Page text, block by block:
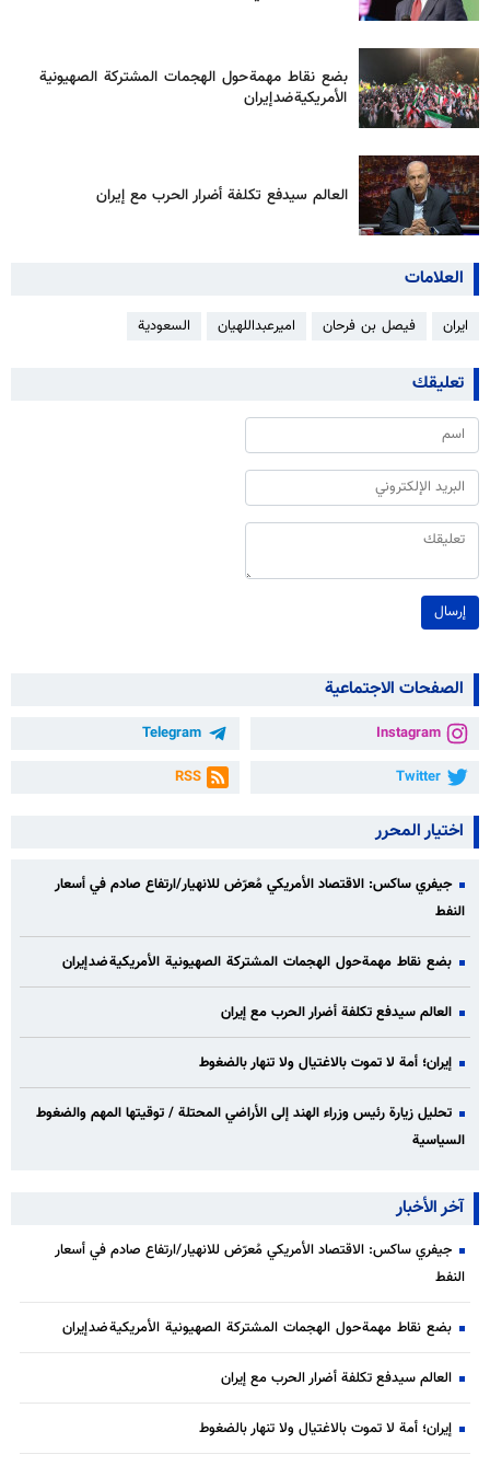
بضع نقاط مهمة حول الهجمات المشتركة الصهيونية
الأمريكية ضد إيران
العالم سيدفع تكلفة أضرار الحرب مع إيران
العلامات
ایران فیصل بن فرحان امیرعبداللهیان السعودیة
تعليقك
إرسال
الصفحات الاجتماعية
Instagram
Telegram
Twitter
RSS
اختيار المحرر
جيفري ساكس: الاقتصاد الأمريكي مُعرّض للانهيار/ارتفاع صادم في أسعار
النفط
بضع نقاط مهمة حول الهجمات المشتركة الصهيونية الأمريكية ضد إيران
العالم سيدفع تكلفة أضرار الحرب مع إيران
إيران؛ أمة لا تموت بالاغتيال ولا تنهار بالضغوط
تحليل زيارة رئيس وزراء الهند إلى الأراضي المحتلة / توقيتها المهم والضغوط
السياسية
آخر الأخبار
جيفري ساكس: الاقتصاد الأمريكي مُعرّض للانهيار/ارتفاع صادم في أسعار
النفط
بضع نقاط مهمة حول الهجمات المشتركة الصهيونية الأمريكية ضد إيران
العالم سيدفع تكلفة أضرار الحرب مع إيران
إيران؛ أمة لا تموت بالاغتيال ولا تنهار بالضغوط